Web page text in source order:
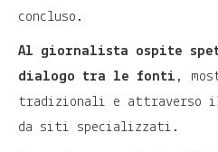
concluso.
Al giornalista ospite
dialogo tra le fonti ,
tradizionali e attraverso il
da siti specializzati.